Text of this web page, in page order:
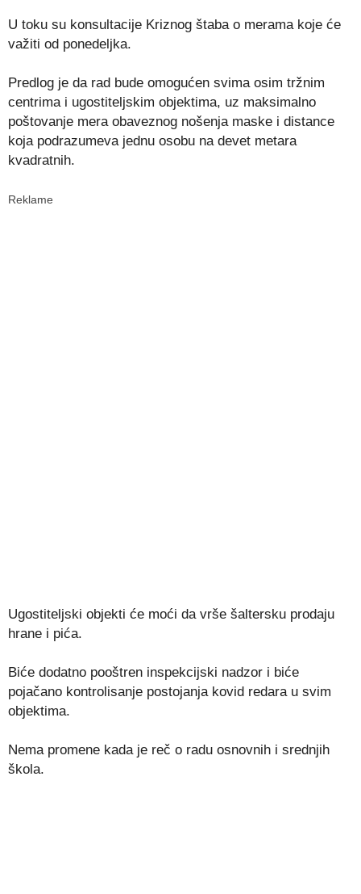
U toku su konsultacije Kriznog štaba o merama koje će
važiti od ponedeljka.
Predlog je da rad bude omogućen svima osim tržnim
centrima i ugostiteljskim objektima, uz maksimalno
poštovanje mera obaveznog nošenja maske i distance
koja podrazumeva jednu osobu na devet metara
kvadratnih.
Reklame
Ugostiteljski objekti će moći da vrše šaltersku prodaju
hrane i pića.
Biće dodatno pooštren inspekcijski nadzor i biće
pojačano kontrolisanje postojanja kovid redara u svim
objektima.
Nema promene kada je reč o radu osnovnih i srednjih
škola.